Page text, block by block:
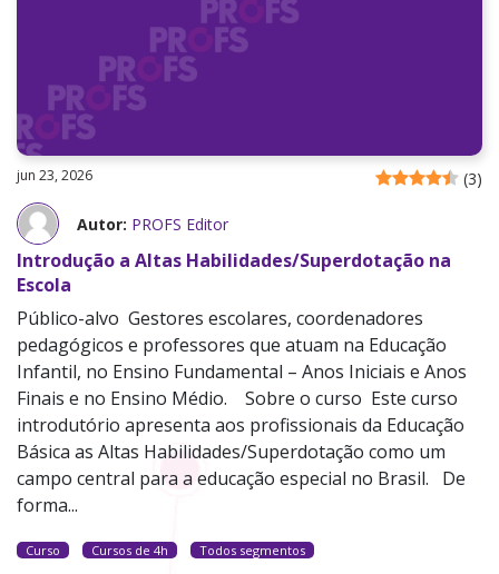
jun 23, 2026 (3)
Autor: PROFS Editor
Introdução a Altas Habilidades/Superdotação na
Escola
Público-alvo Gestores escolares, coordenadores
pedagógicos e professores que atuam na Educação
Infantil, no Ensino Fundamental – Anos Iniciais e Anos
Finais e no Ensino Médio. Sobre o curso Este curso
introdutório apresenta aos profissionais da Educação
Básica as Altas Habilidades/Superdotação como um
campo central para a educação especial no Brasil. De
forma...
Curso Cursos de 4h Todos segmentos